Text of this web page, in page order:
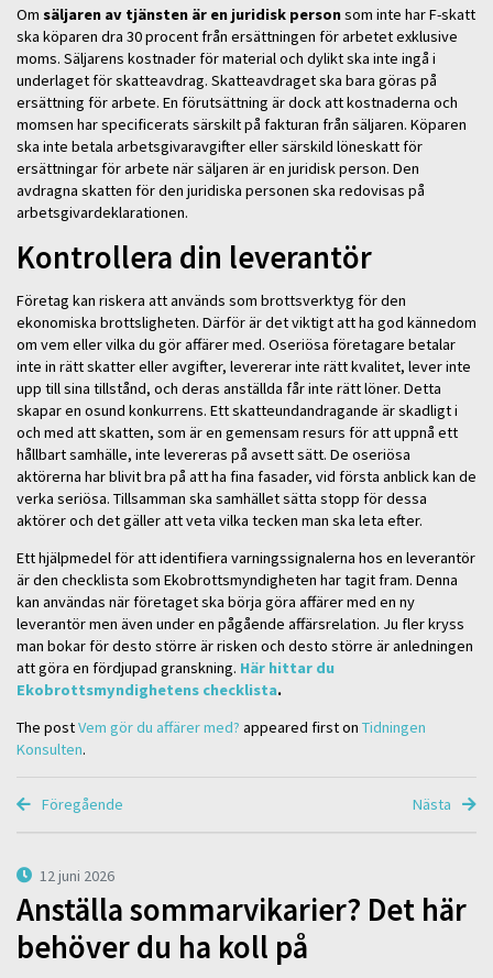
Om säljaren av tjänsten är en juridisk personsom inte har F-skatt
ska köparen dra 30 procent från ersättningen för arbetet exklusive
moms. Säljarens kostnader för material och dylikt ska inte ingå i
underlaget för skatteavdrag. Skatteavdraget ska bara göras på
ersättning för arbete. En förutsättning är dock att kostnaderna och
momsen har specificerats särskilt på fakturan från säljaren. Köparen
ska inte betala arbetsgivaravgifter eller särskild löneskatt för
ersättningar för arbete när säljaren är en juridisk person. Den
avdragna skatten för den juridiska personen ska redovisas på
arbetsgivardeklarationen.
Kontrollera din leverantör
Företag kan riskera att används som brottsverktyg för den
ekonomiska brottsligheten. Därför är det viktigt att ha god kännedom
om vem eller vilka du gör affärer med. Oseriösa företagare betalar
inte in rätt skatter eller avgifter, levererar inte rätt kvalitet, lever inte
upp till sina tillstånd, och deras anställda får inte rätt löner. Detta
skapar en osund konkurrens. Ett skatteundandragande är skadligt i
och med att skatten, som är en gemensam resurs för att uppnå ett
hållbart samhälle, inte levereras på avsett sätt. De oseriösa
aktörerna har blivit bra på att ha fina fasader, vid första anblick kan de
verka seriösa. Tillsamman ska samhället sätta stopp för dessa
aktörer och det gäller att veta vilka tecken man ska leta efter.
Ett hjälpmedel för att identifiera varningssignalerna hos en leverantör
är den checklista som Ekobrottsmyndigheten har tagit fram. Denna
kan användas när företaget ska börja göra affärer med en ny
leverantör men även under en pågående affärsrelation. Ju fler kryss
man bokar för desto större är risken och desto större är anledningen
att göra en fördjupad granskning. Här hittar du
Ekobrottsmyndighetens checklista.
The postVem gör du affärer med? appeared first on Tidningen
Konsulten.
Föregående Nästa
12 juni 2026
Anställa sommarvikarier? Det här
behöver du ha koll på